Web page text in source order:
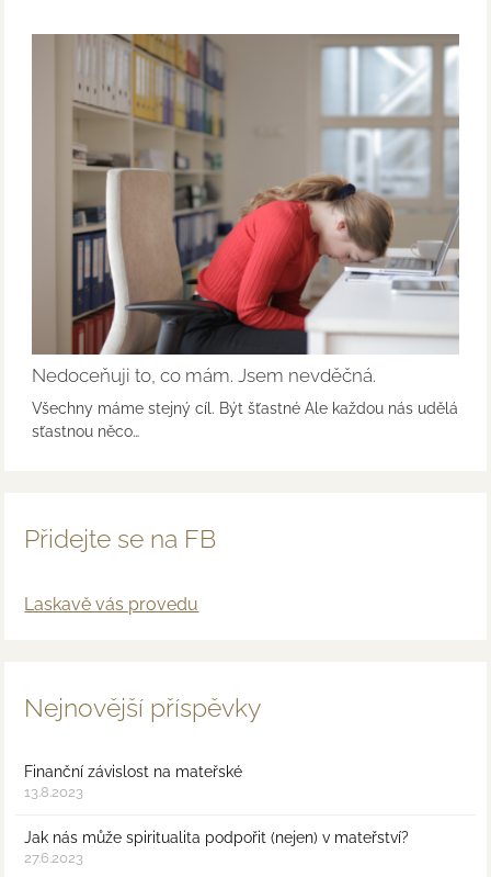
Nedoceňuji to, co mám. Jsem nevděčná.
Všechny máme stejný cíl. Být šťastné Ale každou nás udělá
sťastnou něco…
Přidejte se na FB
Laskavě vás provedu
Nejnovější příspěvky
Finanční závislost na mateřské
13.8.2023
Jak nás může spiritualita podpořit (nejen) v mateřství?
27.6.2023